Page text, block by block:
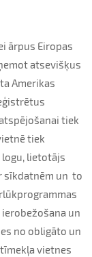
ārpus Eiropas
atsevišķus
Amerikas
tiek
tiek
lietotājs
sīkdatnēm un to
un
no obligāto un
vietnes